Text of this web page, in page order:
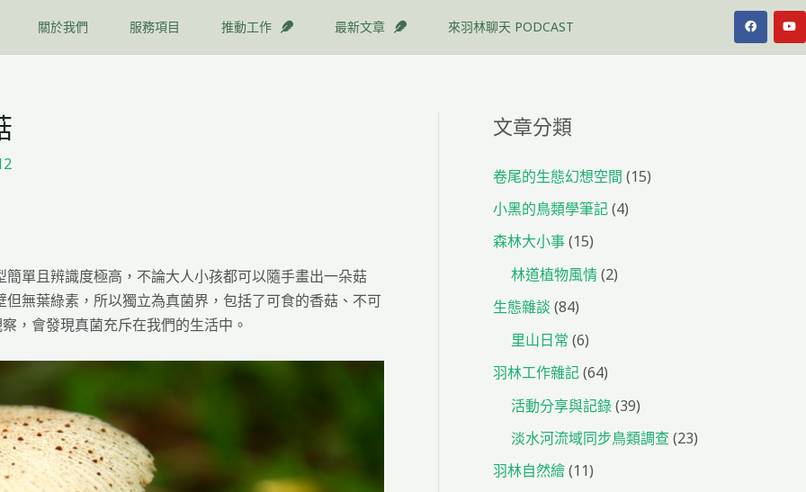
關於我們 服務項目 推動工作 最新文章 來羽林聊天 PODCAST
F
a
Y
o
單且辨識度極高，不論大人小孩都可以隨手畫出一朵菇
無葉綠素，所以獨立為真菌界，包括了可食的香菇、不可
，會發現真菌充斥在我們的生活中。
文章分類
卷尾的生態幻想空間 (15)
小黑的鳥類學筆記(4)
森林大小事(15)
林道植物風情(2)
生態雜談 (84)
里山日常 (6)
羽林工作雜記(64)
活動分享與記錄(39)
淡水河流域同步鳥類調查(23)
羽林自然繪(11)